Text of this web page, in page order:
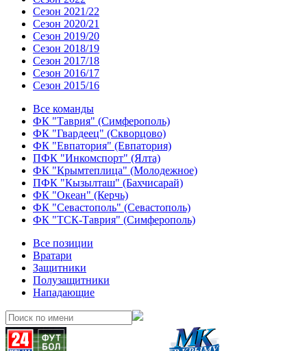
Сезон 2021/22
Сезон 2020/21
Сезон 2019/20
Сезон 2018/19
Сезон 2017/18
Сезон 2016/17
Сезон 2015/16
Все команды
ФК "Таврия" (Симферополь)
ФК "Гвардеец" (Скворцово)
ФК "Евпатория" (Евпатория)
ПФК "Инкомспорт" (Ялта)
ФК "Крымтеплица" (Молодежное)
ПФК "Кызылташ" (Бахчисарай)
ФК "Океан" (Керчь)
ФК "Севастополь" (Севастополь)
ФК "ТСК-Таврия" (Симферополь)
Все позиции
Вратари
Защитники
Полузащитники
Нападающие